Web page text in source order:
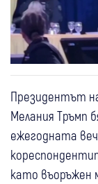
Президентът
Мелания Тръмп
ежегодната
като въоръжен